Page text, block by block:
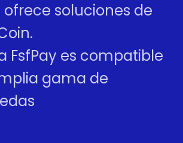
ofrece soluciones de
FsfPay es compatible
gama de